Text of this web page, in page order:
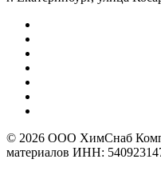
© 2026 ООО ХимСнаб
материалов ИНН: